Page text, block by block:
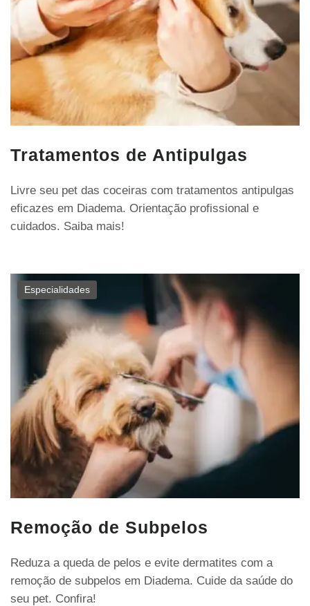
Tratamentos de Antipulgas
Livre seu pet das coceiras com tratamentos antipulgas
eficazes em Diadema. Orientação profissional e
cuidados. Saiba mais!
Especialidades
Remoção de Subpelos
Reduza a queda de pelos e evite dermatites com a
remoção de subpelos em Diadema. Cuide da saúde do
seu pet. Confira!